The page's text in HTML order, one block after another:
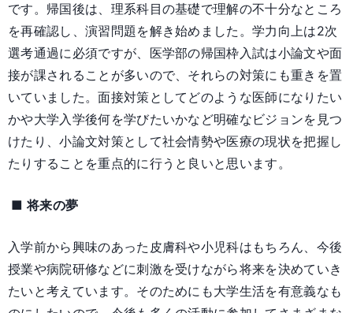
です。帰国後は、理系科目の基礎で理解の不十分なところ
を再確認し、演習問題を解き始めました。学力向上は2次
選考通過に必須ですが、医学部の帰国枠入試は小論文や面
接が課されることが多いので、それらの対策にも重きを置
いていました。面接対策としてどのような医師になりたい
かや大学入学後何を学びたいかなど明確なビジョンを見つ
けたり、小論文対策として社会情勢や医療の現状を把握し
たりすることを重点的に行うと良いと思います。
■ 将来の夢
入学前から興味のあった皮膚科や小児科はもちろん、今後
授業や病院研修などに刺激を受けながら将来を決めていき
たいと考えています。そのためにも大学生活を有意義なも